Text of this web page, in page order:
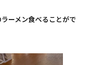
ーメン食べることがで